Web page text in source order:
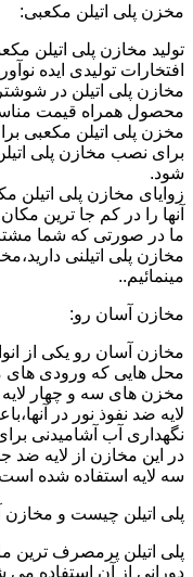
مخزن پلی اتیلن مکعبی:
افتخارات تولیدی ایده
مخازن پلی اتیلن در
محصول همراه قیمت
مخزن پلی اتیلن مکعبی
برای نصب مخازن پلی
شود.
زوایای مخازن پلی اتیلن
آنها را در کم جا ترین
ما در صورتی که شما
مخازن پلی اتیلنی
مینمائیم..
مخازن آسان رو:
مخازن آسان رو یکی از
محل هایی که ورودی های
مخزن های سه و چهار لایه
لایه ضد نفوذ نور در
نگهداری آب آشامیدنی
در این مخازن از لایه
سه لایه استفاده شده
پلی اتیلن چیست و مخازن
پلی اتیلن پرمصرف ترین